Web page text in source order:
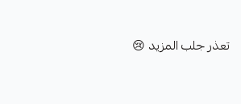
تعذر جلب المزيد 😢